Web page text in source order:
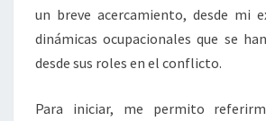
un breve acercamiento, desde mi
dinámicas ocupacionales que se
desde sus roles en el conflicto.
Para iniciar, me permito